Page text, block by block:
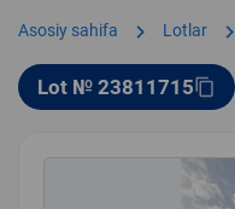
Asosiy sahifa chevron_right Lotlar chevron_right
Lot № 23811715content_copy